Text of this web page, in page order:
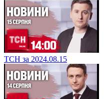
ТСН за 2024.08.15